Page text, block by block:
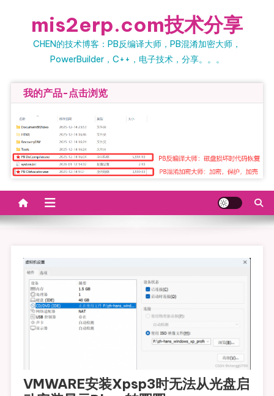
mis2erp.com技术分享
CHEN的技术博客：PB反编译大师，PB混淆加密大师，
PowerBuilder，C++，电子技术，分享。。。
我的产品-点击浏览
VMWARE安装xpsp3时无法从光盘启